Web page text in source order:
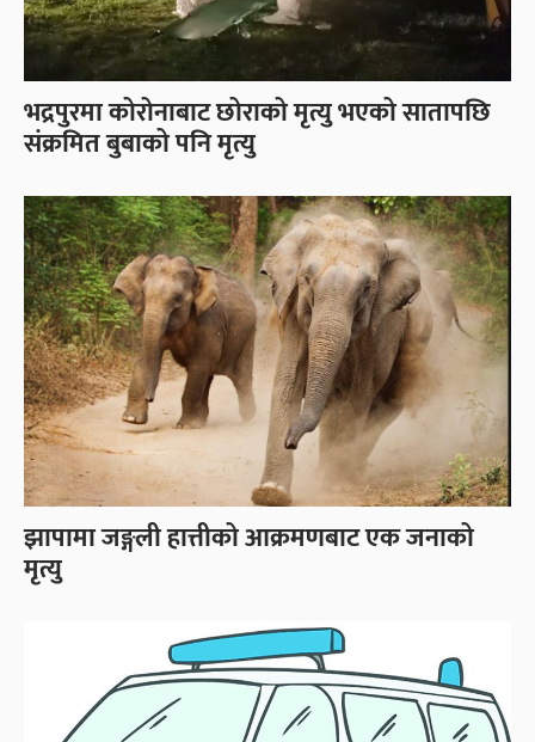
भद्रपुरमा कोरोनाबाट छोराको मृत्यु भएको सातापछि
संक्रमित बुबाको पनि मृत्यु
झापामा जङ्गली हात्तीको आक्रमणबाट एक जनाको
मृत्यु